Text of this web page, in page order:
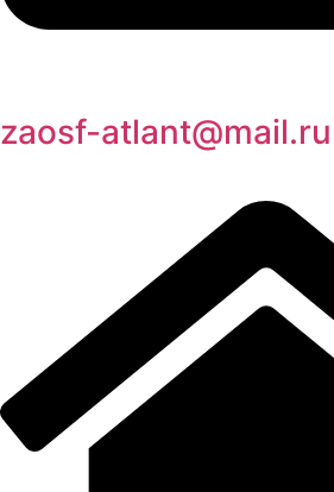
zaosf-atlant@mail.ru